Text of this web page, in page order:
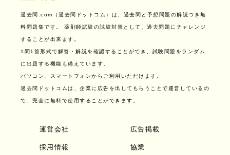
過去問.com（過去問ドットコム）は、過去問と予想問題の解説つき無
料問題集です。 薬剤師試験の試験対策として、過去問題にチャレンジ
することが出来ます。
1問1答形式で解答・解説を確認することができ、試験問題をランダム
に出題する機能も備えています。
パソコン、スマートフォンからご利用いただけます。
過去問ドットコムは、企業に広告を出してもらうことで運営しているの
で、完全に無料で使用することができます。
運営会社 広告掲載
採用情報 協業